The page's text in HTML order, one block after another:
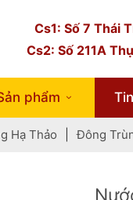
Cs1: Số 7 Thái
Cs2: Số 211A
phẩm
Hạ Thảo Đông
chất rắn
Collagen phân
acid bao gồm:
(0,01%),
Đường Stevia